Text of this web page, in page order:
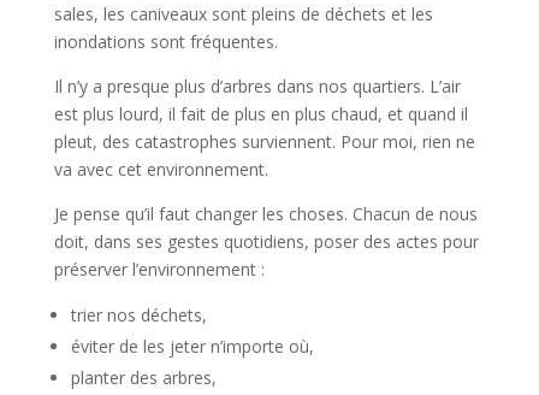
sales, les caniveaux sont pleins de déchets et les
inondations sont fréquentes.
Il n’y a presque plus d’arbres dans nos quartiers. L’air
est plus lourd, il fait de plus en plus chaud, et quand il
pleut, des catastrophes surviennent. Pour moi, rien ne
va avec cet environnement.
Je pense qu’il faut changer les choses. Chacun de nous
doit, dans ses gestes quotidiens, poser des actes pour
préserver l’environnement :
trier nos déchets,
éviter de les jeter n’importe où,
planter des arbres,